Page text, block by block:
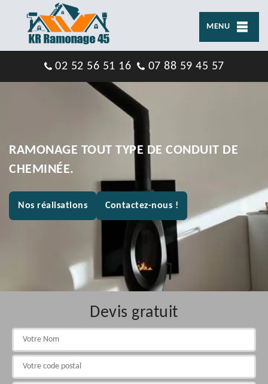
MENU
02 52 56 51 16 07 88 59 45 57
RAMONAGE TOUT TYPE DE CONDUIT DE
CHEMINÉE.
Nos réalisations Contactez-nous !
Devis gratuit